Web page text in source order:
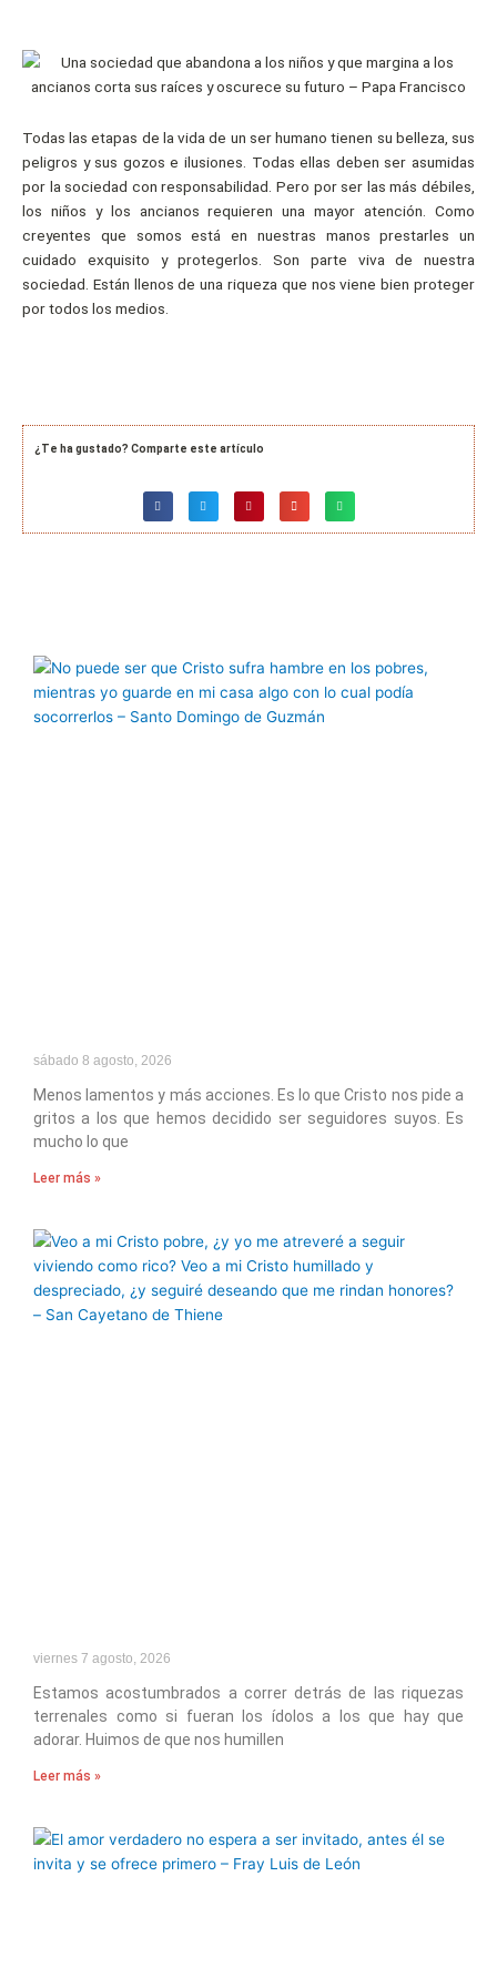
Todas las etapas de la vida de un ser humano tienen su belleza, sus
peligros y sus gozos e ilusiones. Todas ellas deben ser asumidas
por la sociedad con responsabilidad. Pero por ser las más débiles,
los niños y los ancianos requieren una mayor atención. Como
creyentes que somos está en nuestras manos prestarles un
cuidado exquisito y protegerlos. Son parte viva de nuestra
sociedad. Están llenos de una riqueza que nos viene bien proteger
por todos los medios.
¿Te ha gustado? Comparte este artículo
sábado 8 agosto, 2026
Menos lamentos y más acciones. Es lo que Cristo nos pide a
gritos a los que hemos decidido ser seguidores suyos. Es
mucho lo que
Leer más »
viernes 7 agosto, 2026
Estamos acostumbrados a correr detrás de las riquezas
terrenales como si fueran los ídolos a los que hay que
adorar. Huimos de que nos humillen
Leer más »
PáginaPáginaPáginaPáginaPágina